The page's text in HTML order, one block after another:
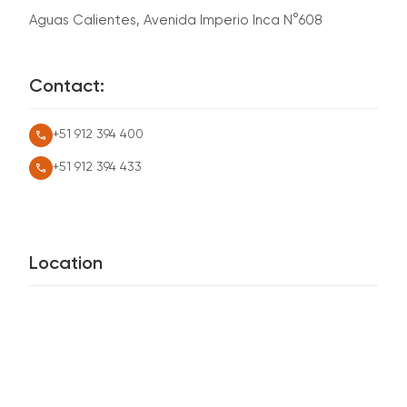
Aguas Calientes, Avenida Imperio Inca N°608
Contact:
call +51 912 394 400
call +51 912 394 433
Location